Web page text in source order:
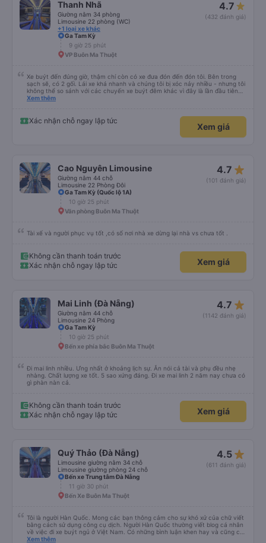
Thanh Nhã
Giường nằm 34 phòng
Limousine 22 phòng (WC)
+1 loại xe khác
4.7
(432 đánh giá)
Ga Tam Kỳ
9 giờ 25 phút
VP Buôn Ma Thuột
Xe buýt đến đúng giờ, thậm chí còn có xe đưa đón đến đón tôi. Bên trong
sạch sẽ, có 2 gối. Lái xe khá nhanh và chúng tôi bị xóc nảy nhiều - nhưng tôi
không thể so sánh với các chuyến xe buýt đêm khác vì đây là lần đầu tiên
tôi đi. Nhìn chung, tôi hài lòng.
Xem thêm
Xác nhận chỗ ngay lập tức
Xem giá
Cao Nguyên Limousine
Giường nằm 44 chỗ
Limousine 22 Phòng Đôi
4.7 star_rate
(101 đánh giá)
Ga Tam Kỳ (Quốc lộ 1A)
10 giờ 25 phút
Văn phòng Buôn Ma Thuột
Tài xế và người phục vụ tốt ,có số nơi nhà xe dừng lại nhà vs chưa tốt .
Không cần thanh toán trước
Xác nhận chỗ ngay lập tức
Xem giá
Mai Linh (Đà Nẵng)
Giường nằm 44 chỗ
Limousine 24 Phòng
4.7 star_rate
(1142 đánh giá)
Ga Tam Kỳ
10 giờ 25 phút
Bến xe phía bắc Buôn Ma Thuột
Đi mai linh nhiều. Ưng nhất ở khoảng lịch sự. Ăn nói cả tài và phụ đều nhẹ
nhàng. Chất lượng xe tốt. 5 sao xứng đáng. Đi xe mai linh 2 năm nay chưa có
gì phàn nàn cả.
Không cần thanh toán trước
Xác nhận chỗ ngay lập tức
Xem giá
Quý Thảo (Đà Nẵng)
Limousine giường nằm 34 chỗ
Limousine giường phòng 24 chỗ
4.5 star_rate
(611 đánh giá)
Bến xe Trung tâm Đà Nẵng
11 giờ 30 phút
Bến Xe Buôn Ma Thuột
Tôi là người Hàn Quốc. Mong các bạn thông cảm cho sự khó xử của chữ viết
bằng cách sử dụng công cụ dịch. Người Hàn Quốc thường viết blog cá nhân
về việc đi xe buýt ngủ ở Việt Nam. Có những bình luận khen hay và cũng có
những bình luận khen vất vả nên tôi đã rất lo lắng. Đó là một sự lo lắng vô
Xem thêm